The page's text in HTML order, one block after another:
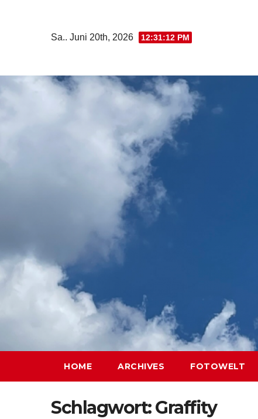
Sa.. Juni 20th, 2026 12:31:13 PM
HOME ARCHIVES FOTOWELT
Schlagwort:Graffity